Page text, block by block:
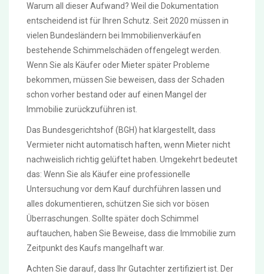
Warum all dieser Aufwand? Weil die Dokumentation
entscheidend ist für Ihren Schutz. Seit 2020 müssen in
vielen Bundesländern bei Immobilienverkäufen
bestehende Schimmelschäden offengelegt werden.
Wenn Sie als Käufer oder Mieter später Probleme
bekommen, müssen Sie beweisen, dass der Schaden
schon vorher bestand oder auf einen Mangel der
Immobilie zurückzuführen ist.
Das Bundesgerichtshof (BGH) hat klargestellt, dass
Vermieter nicht automatisch haften, wenn Mieter nicht
nachweislich richtig gelüftet haben. Umgekehrt bedeutet
das: Wenn Sie als Käufer eine professionelle
Untersuchung vor dem Kauf durchführen lassen und
alles dokumentieren, schützen Sie sich vor bösen
Überraschungen. Sollte später doch Schimmel
auftauchen, haben Sie Beweise, dass die Immobilie zum
Zeitpunkt des Kaufs mangelhaft war.
Achten Sie darauf, dass Ihr Gutachter zertifiziert ist. Der